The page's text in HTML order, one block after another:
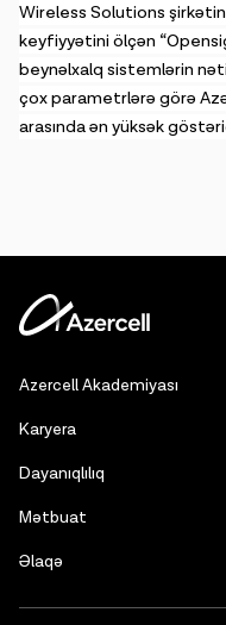
Wireless Solutions
keyfiyyətini ölçən
beynəlxalq sistemlərin
çox parametrlərə görə
arasında ən yüksək
Azercell Akademiyası
Karyera
Dayanıqlılıq
Mətbuat
Əlaqə